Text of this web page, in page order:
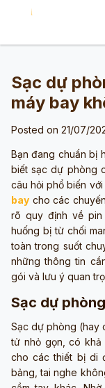
Sạc dự
máy bay
Posted on 21/07/
Bạn đang chuẩn bị
biết sạc dự phòng
câu hỏi phổ biến
bay cho các
rõ quy định về
huống bị từ chối
toàn trong suốt
những thông tin
gói và lưu ý quan
Sạc dự
Sạc dự phòng (hay
tử nhỏ gọn, có
cho các thiết bị di
bảng, tai nghe